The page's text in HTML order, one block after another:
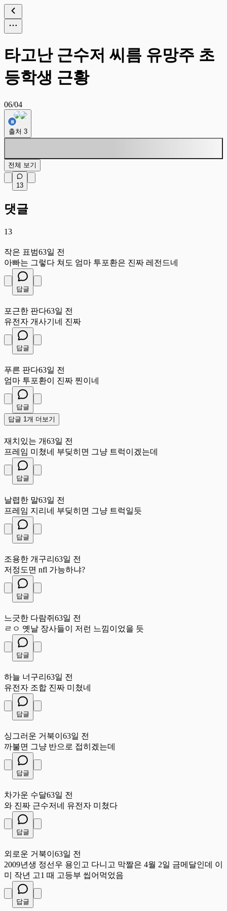
타고난 근수저 씨름 유망주 초
등학생 근황
06/04
출처 3
전체 보기
13
댓글
13
작은 표범63일 전
아빠는 그렇다 쳐도 엄마 투포환은 진짜 레전드네
답글
포근한 판다63일 전
유전자 개사기네 진짜
답글
푸른 판다63일 전
엄마 투포환이 진짜 찐이네
답글
답글 1개 더보기
재치있는 개63일 전
프레임 미쳤네 부딪히면 그냥 트럭이겠는데
답글
날렵한 말63일 전
프레임 지리네 부딪히면 그냥 트럭일듯
답글
조용한 개구리 63일 전
저정도면 nfl 가능하냐?
답글
느긋한 다람쥐 63일 전
ㄹㅇ 옛날 장사들이 저런 느낌이었을 듯
답글
하늘 너구리 63일 전
유전자 조합 진짜 미쳤네
답글
싱그러운 거북이 63일 전
까불면 그냥 반으로 접히겠는데
답글
차가운 수달63일 전
와 진짜 근수저네 유전자 미쳤다
답글
외로운 거북이 63일 전
2009년생 정선우 용인고 다니고 막짤은 4월 2일 금메달인데 이
미 작년 고1 때 고등부 씹어먹었음
답글